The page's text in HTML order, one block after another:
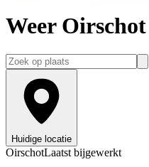
Weer Oirschot
Huidige locatie
OirschotLaatst bijgewerkt